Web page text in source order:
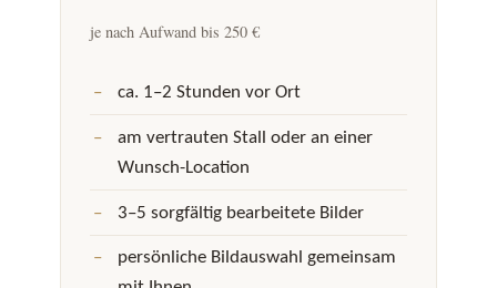
je nach Aufwand bis 250 €
ca. 1–2 Stunden vor Ort
am vertrauten Stall oder an einer
Wunsch-Location
3–5 sorgfältig bearbeitete Bilder
persönliche Bildauswahl gemeinsam